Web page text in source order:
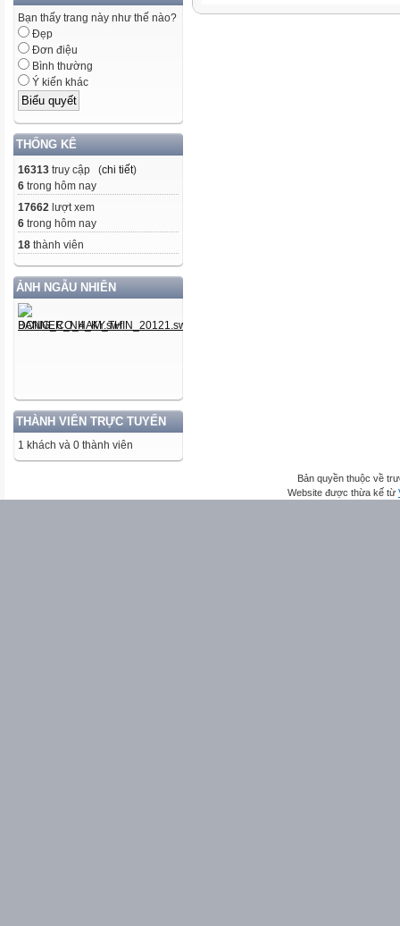
Bạn thấy trang này như thế nào?
Đẹp
Đơn điệu
Bình thường
Ý kiến khác
THỐNG KÊ
16313 truy cập (chi tiết)
6 trong hôm nay
17662 lượt xem
6 trong hôm nay
18 thành viên
ẢNH NGẪU NHIÊN
THÀNH VIÊN TRỰC TUYẾN
1 khách và 0 thành viên
Bản quyền thuộc về
Website được thừa kế từ